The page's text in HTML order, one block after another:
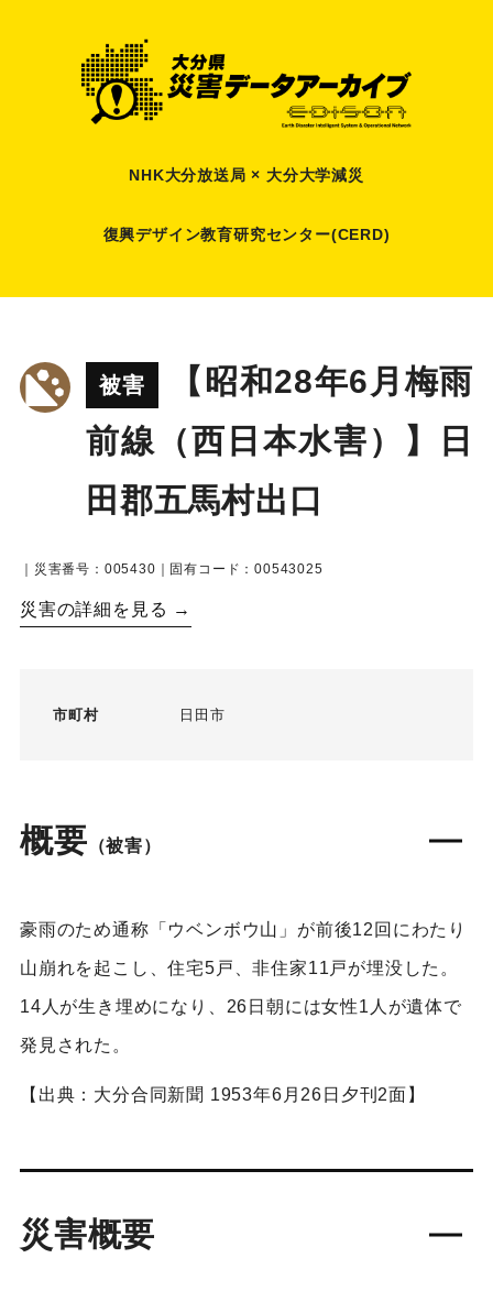
NHK大分放送局 × 大分大学減災
復興デザイン教育研究センター(CERD)
被害
【昭和28年6月梅雨
前線（西日本水害）】日
田郡五馬村出口
｜災害番号：005430｜固有コード：00543025
災害の詳細を見る →
市町村 日田市
概要 （被害）
豪雨のため通称「ウベンボウ山」が前後12回にわたり
山崩れを起こし、住宅5戸、非住家11戸が埋没した。
14人が生き埋めになり、26日朝には女性1人が遺体で
発見された。
【出典：大分合同新聞 1953年6月26日夕刊2面】
災害概要